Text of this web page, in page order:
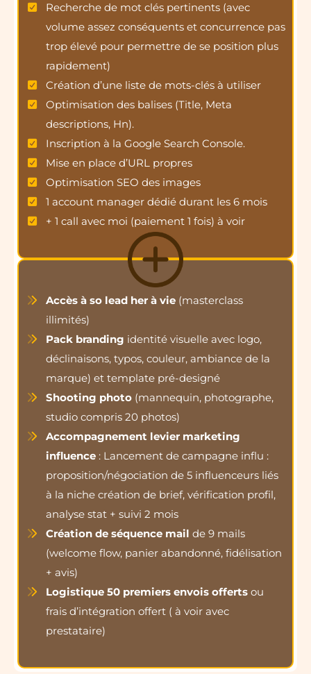
Recherche de mot clés pertinents (avec
volume assez conséquents et concurrence pas
trop élevé pour permettre de se position plus
rapidement)
Création d’une liste de mots-clés à utiliser
Optimisation des balises (Title, Meta
descriptions, Hn).
Inscription à la Google Search Console.
Mise en place d’URL propres
Optimisation SEO des images
1 account manager dédié durant les 6 mois
+ 1 call avec moi (paiement 1 fois) à voir
Accès à so lead her à vie(masterclass
illimités)
Pack branding identité visuelle avec logo,
déclinaisons, typos, couleur, ambiance de la
marque) et template pré-designé
Shooting photo(mannequin, photographe,
studio compris 20 photos)
Accompagnement levier marketing
influence: Lancement de campagne influ :
proposition/négociation de 5 influenceurs liés
à la niche création de brief, vérification profil,
analyse stat + suivi 2 mois
Création de séquence mail de 9 mails
(welcome flow, panier abandonné, fidélisation
+ avis)
Logistique 50 premiers envois offertsou
frais d’intégration offert ( à voir avec
prestataire)